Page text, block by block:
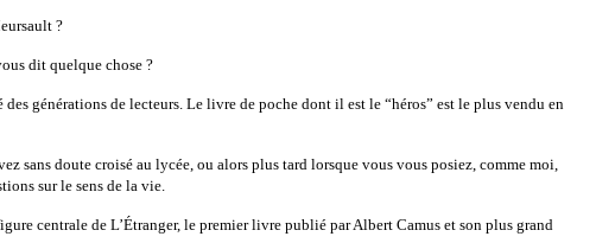
?
dit quelque chose ?
des générations de lecteurs. Le livre de poche dont il est le “héros” est le plus vendu en
sans doute croisé au lycée, ou alors plus tard lorsque vous vous posiez, comme moi,
sur le sens de la vie.
centrale de L’Étranger, le premier livre publié par Albert Camus et son plus grand